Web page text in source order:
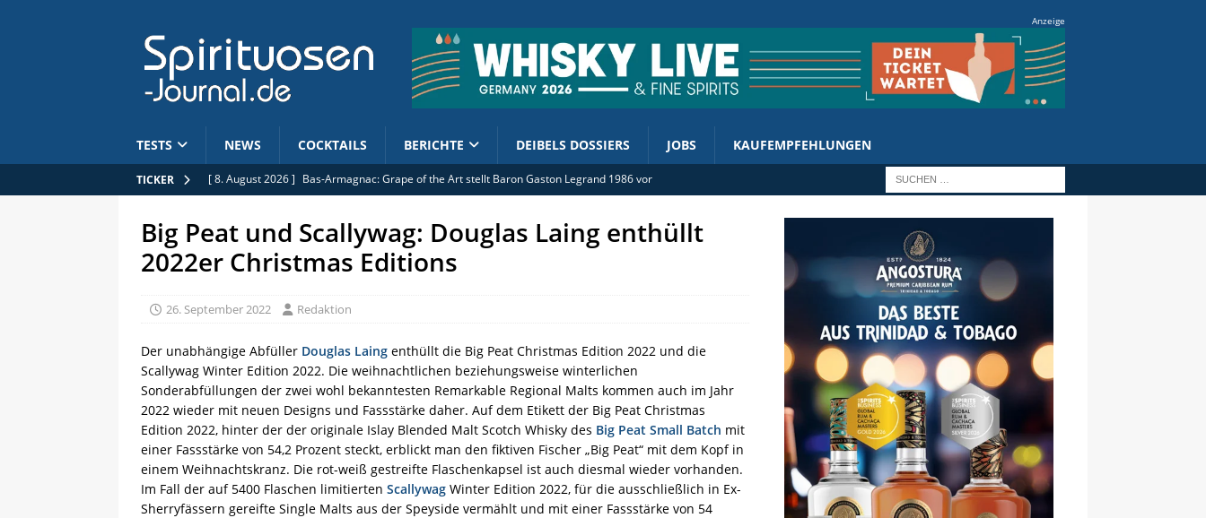
Anzeige
TESTS NEWS COCKTAILS BERICHTE DEIBELS DOSSIERS JOBS KAUFEMPFEHLUNGEN
TICKER [ 8. August 2026 ] Bas-Armagnac: Grape of the Art stellt Baron Gaston Legrand 1986 vor
[ 7. August 2026 ]
Spirituoseninitiative Westfalen: Höhere Spirituosensteuer trifft Betriebe vor Ort
[ 7. August 2026 ] 382 Flaschen: St. Kilian Distillers bringen Whisky Bunker Reserve II / 2026
[ 8. August 2026 ]
Big Peat und Scallywag: Douglas Laing enthüllt
2022er Christmas Editions
26. September 2022 Redaktion
Der unabhängige Abfüller Douglas Laing enthüllt die Big Peat Christmas Edition 2022 und die
Scallywag Winter Edition 2022. Die weihnachtlichen beziehungsweise winterlichen
Sonderabfüllungen der zwei wohl bekanntesten Remarkable Regional Malts kommen auch im Jahr
2022 wieder mit neuen Designs und Fassstärke daher. Auf dem Etikett der Big Peat Christmas
Edition 2022, hinter der der originale Islay Blended Malt Scotch Whisky des Big Peat Small Batch mit
einer Fassstärke von 54,2 Prozent steckt, erblickt man den fiktiven Fischer „Big Peat“ mit dem Kopf in
einem Weihnachtskranz. Die rot-weiß gestreifte Flaschenkapsel ist auch diesmal wieder vorhanden.
Im Fall der auf 5400 Flaschen limitierten Scallywag Winter Edition 2022, für die ausschließlich in Ex-
Sherryfässern gereifte Single Malts aus der Speyside vermählt und mit einer Fassstärke von 54